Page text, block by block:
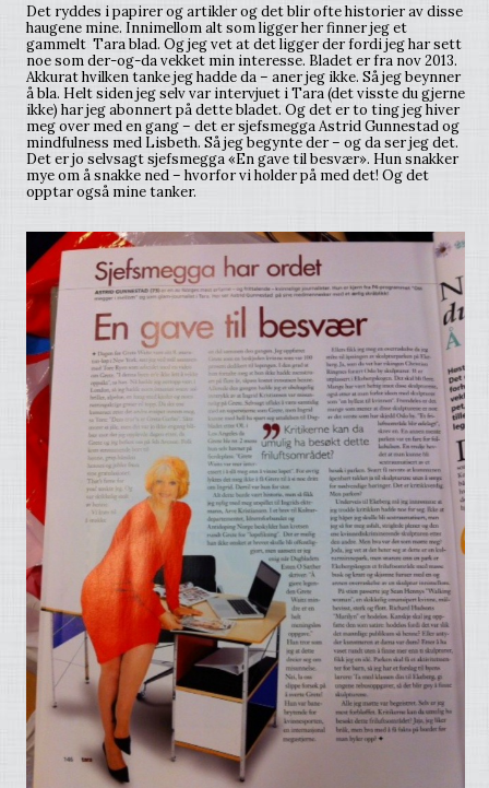
Det ryddes i papirer og artikler og det blir ofte historier av disse
haugene mine. Innimellom alt som ligger her finner jeg et
gammelt Tara blad. Og jeg vet at det ligger der fordi jeg har sett
noe som der-og-da vekket min interesse. Bladet er fra nov 2013.
Akkurat hvilken tanke jeg hadde da – aner jeg ikke. Så jeg beynner
å bla. Helt siden jeg selv var intervjuet i Tara (det visste du gjerne
ikke) har jeg abonnert på dette bladet. Og det er to ting jeg hiver
meg over med en gang – det er sjefsmegga Astrid Gunnestad og
mindfulness med Lisbeth. Så jeg begynte der – og da ser jeg det.
Det er jo selvsagt sjefsmegga «En gave til besvær». Hun snakker
mye om å snakke ned – hvorfor vi holder på med det! Og det
opptar også mine tanker.